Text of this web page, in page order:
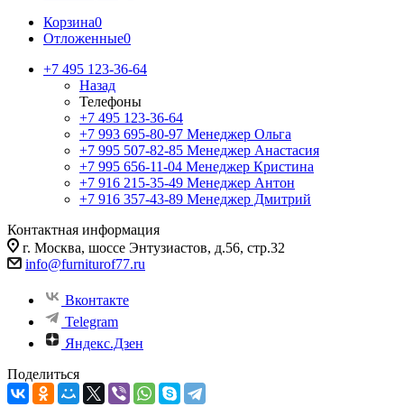
Корзина0
Отложенные0
+7 495 123-36-64
Назад
Телефоны
+7 495 123-36-64
+7 993 695-80-97 Менеджер Ольга
+7 995 507-82-85 Менеджер Анастасия
+7 995 656-11-04 Менеджер Кристина
+7 916 215-35-49 Менеджер Антон
+7 916 357-43-89 Менеджер Дмитрий
Контактная информация
г. Москва, шоссе Энтузиастов, д.56, стр.32
info@furniturof77.ru
Вконтакте
Telegram
Яндекс.Дзен
Поделиться